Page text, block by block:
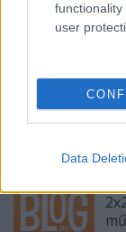
user
Data